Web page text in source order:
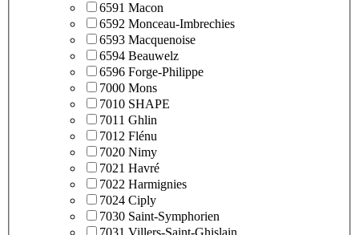
6591 Macon
6592 Monceau-Imbrechies
6593 Macquenoise
6594 Beauwelz
6596 Forge-Philippe
7000 Mons
7010 SHAPE
7011 Ghlin
7012 Flénu
7020 Nimy
7021 Havré
7022 Harmignies
7024 Ciply
7030 Saint-Symphorien
7031 Villers-Saint-Ghislain